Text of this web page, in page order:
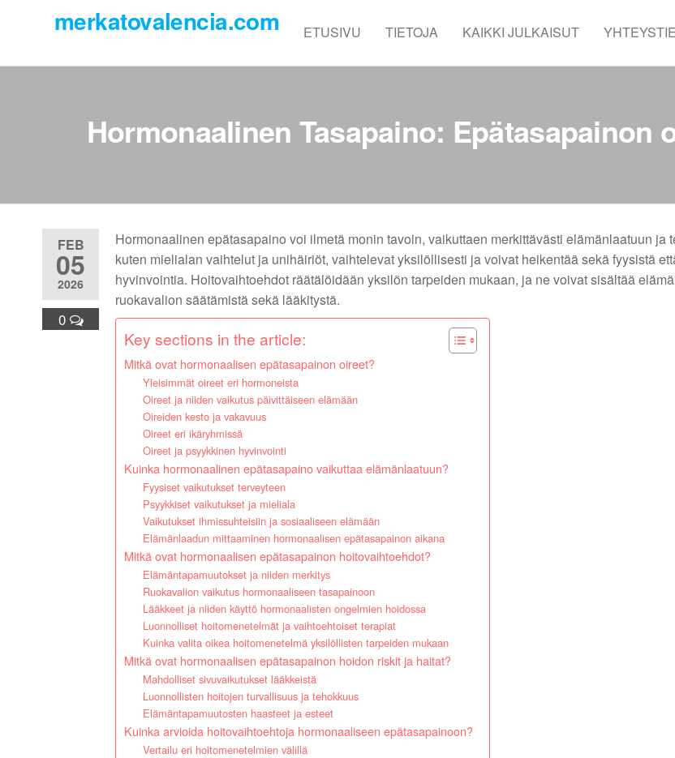
content
merkatovalencia.com ETUSIVU TIETOJA KAIKKI JULKAISUT
Hormonaalinen Tasapaino: Epätasapainon
FEB
05
2026
0
Hormonaalinen epätasapaino voi ilmetä monin tavoin, vaikuttaen merkittävästi elämänlaatuun ja
kuten mielialan vaihtelut ja unihäiriöt, vaihtelevat yksilöllisesti ja voivat heikentää sekä fyysistä
hyvinvointia. Hoitovaihtoehdot räätälöidään yksilön tarpeiden mukaan, ja ne voivat sisältää
ruokavalion säätämistä sekä lääkitystä.
Key sections in the article:
Mitkä ovat hormonaalisen epätasapainon oireet?
Yleisimmät oireet eri hormoneista
Oireet ja niiden vaikutus päivittäiseen elämään
Oireiden kesto ja vakavuus
Oireet eri ikäryhmissä
Oireet ja psyykkinen hyvinvointi
Kuinka hormonaalinen epätasapaino vaikuttaa elämänlaatuun?
Fyysiset vaikutukset terveyteen
Psyykkiset vaikutukset ja mieliala
Vaikutukset ihmissuhteisiin ja sosiaaliseen elämään
Elämänlaadun mittaaminen hormonaalisen epätasapainon aikana
Mitkä ovat hormonaalisen epätasapainon hoitovaihtoehdot?
Elämäntapamuutokset ja niiden merkitys
Ruokavalion vaikutus hormonaaliseen tasapainoon
Lääkkeet ja niiden käyttö hormonaalisten ongelmien hoidossa
Luonnolliset hoitomenetelmät ja vaihtoehtoiset terapiat
Kuinka valita oikea hoitomenetelmä yksilöllisten tarpeiden mukaan
Mitkä ovat hormonaalisen epätasapainon hoidon riskit ja haitat?
Mahdolliset sivuvaikutukset lääkkeistä
Luonnollisten hoitojen turvallisuus ja tehokkuus
Elämäntapamuutosten haasteet ja esteet
Kuinka arvioida hoitovaihtoehtoja hormonaaliseen epätasapainoon?
Vertailu eri hoitomenetelmien välillä